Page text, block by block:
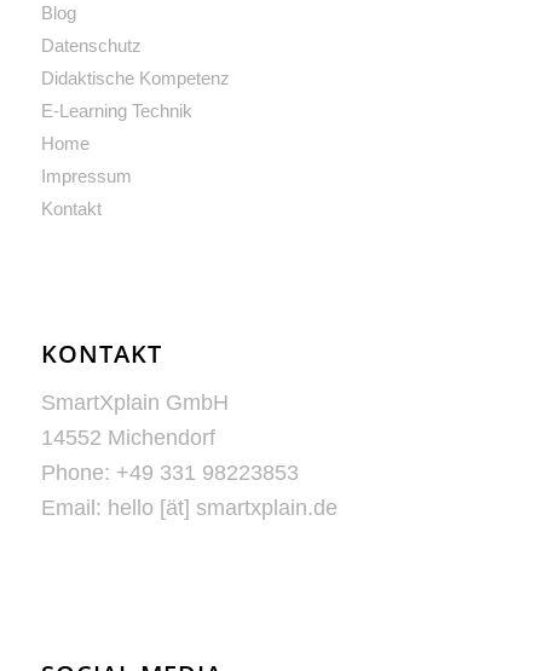
Blog
Datenschutz
Didaktische Kompetenz
E-Learning Technik
Home
Impressum
Kontakt
KONTAKT
SmartXplain GmbH
14552 Michendorf
Phone: +49 331 98223853
Email: hello [ät] smartxplain.de